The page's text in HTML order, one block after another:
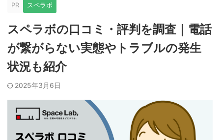
PR スペラボ
スペラボの口コミ・評判を調査｜電話
が繋がらない実態やトラブルの発生
状況も紹介
2025年3月6日